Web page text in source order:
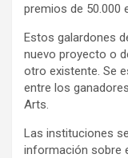
premios de 50.000
Estos galardones
nuevo proyecto o
otro existente. Se
entre los
Arts.
Las instituciones
información sobre